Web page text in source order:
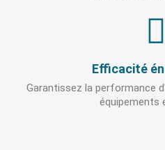
Efficacité
Garantissez la performance
équipements